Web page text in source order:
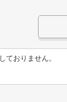
ておりません。